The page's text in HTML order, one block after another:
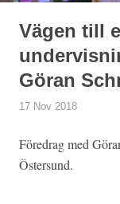
Vägen till
Göran
17 Nov 2018
Föredrag med
Östersund.